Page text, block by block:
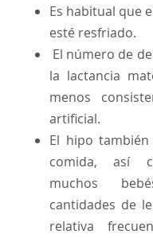
Es habitual que
esté resfriado.
El número de
la lactancia
menos
artificial.
El hipo
comida, así
muchos
cantidades de
relativa